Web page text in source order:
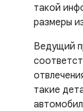
такой
размеры
Ведущий
такие